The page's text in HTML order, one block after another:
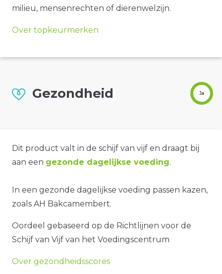
milieu, mensenrechten of dierenwelzijn.
Over topkeurmerken
Gezondheid Ja
Dit product valt in de schijf van vijf en draagt bij
aan een gezonde dagelijkse voeding.
In een gezonde dagelijkse voeding passen kazen,
zoals AH Bakcamembert.
Oordeel gebaseerd op de Richtlijnen voor de
Schijf van Vijf van het Voedingscentrum
Over gezondheidsscores